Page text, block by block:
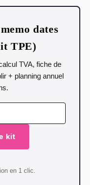
dates
TPE)
TVA, fiche de
+ planning annuel
kit
en 1 clic.